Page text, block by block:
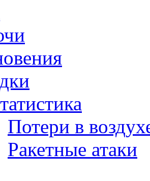
Потери в
Ракетные атаки